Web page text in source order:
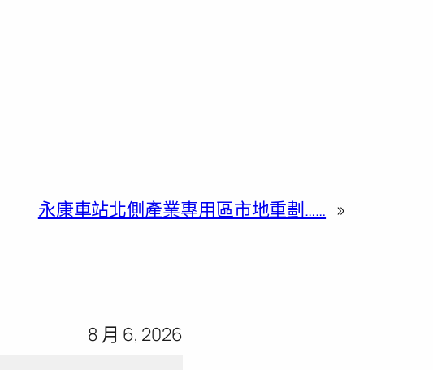
永康車站北側產業專用區市地重劃…… »
8 月 6, 2026